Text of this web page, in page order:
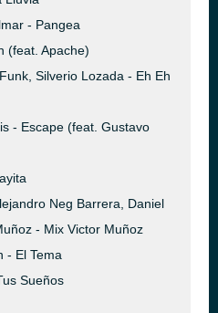
- Pangea
(feat. Apache)
Silverio Lozada - Eh Eh
- Escape (feat. Gustavo
Neg Barrera, Daniel
- Mix Victor Muñoz
- El Tema
Sueños